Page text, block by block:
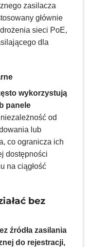
zasilacza
głównie
sieci PoE,
dla
wykorzystują
panele
od
lub
co ogranicza ich
dostępności
na ciągłość
bez
źródła zasilania
do rejestracji,